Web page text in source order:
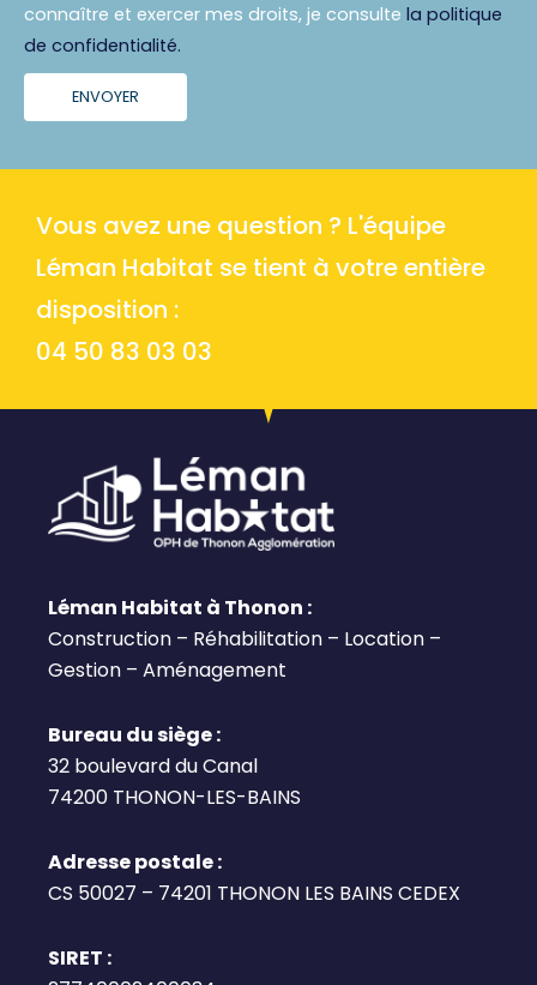
connaître et exercer mes droits, je consulte la politique
de confidentialité.
ENVOYER
Vous avez une question ? L'équipe
Léman Habitat se tient à votre entière
disposition :
04 50 83 03 03
Léman Habitat à Thonon :
Construction – Réhabilitation – Location –
Gestion – Aménagement
Bureau du siège :
32 boulevard du Canal
74200 THONON-LES-BAINS
Adresse postale :
CS 50027 – 74201 THONON LES BAINS CEDEX
SIRET :